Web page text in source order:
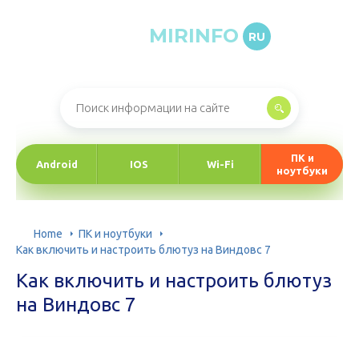
MIRINFO RU
Android IOS Wi-Fi
ПК и
ноутбуки
Home
ПК и ноутбуки
Как включить и настроить блютуз на Виндовс 7
Как включить и настроить блютуз
на Виндовс 7